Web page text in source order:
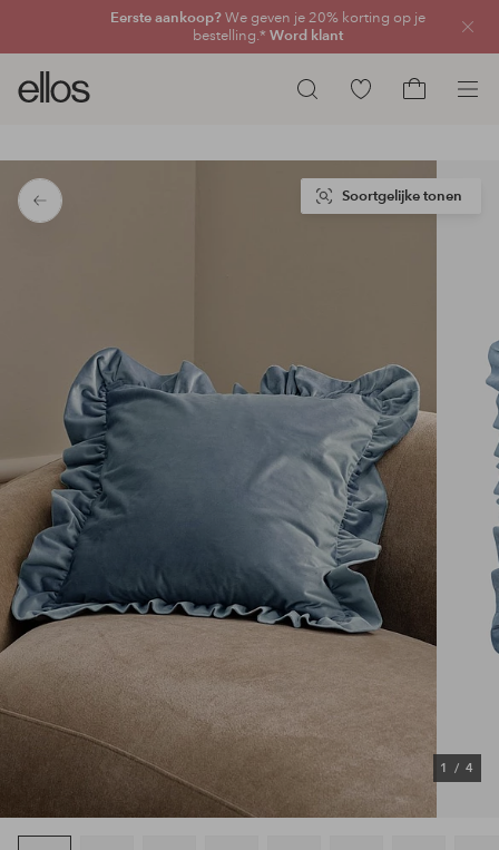
Eerste aankoop?We geven je 20% korting op je
bestelling.* Word klant
Zoeken
Ellos
logo
ga
naar
de
Ga
gemarkeerde
producten
het
Terug
1 / 4
Soortgelijke tonen